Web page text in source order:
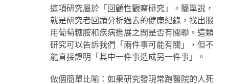
這項研究屬於「回顧性觀察研究」。簡單說，
就是研究者回頭分析過去的健康紀錄，找出服
用葡萄糖胺和疾病進展之間是否有關聯。這類
研究可以告訴我們「兩件事可能有關」，但不
能直接證明「其中一件事造成另一件事」。
做個簡單比喻：如果研究發現常跑醫院的人死